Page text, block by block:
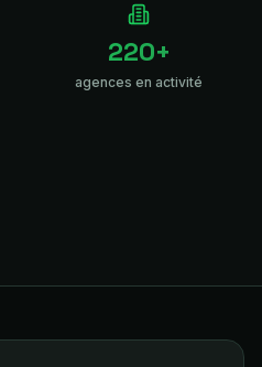
220+
agences en activité